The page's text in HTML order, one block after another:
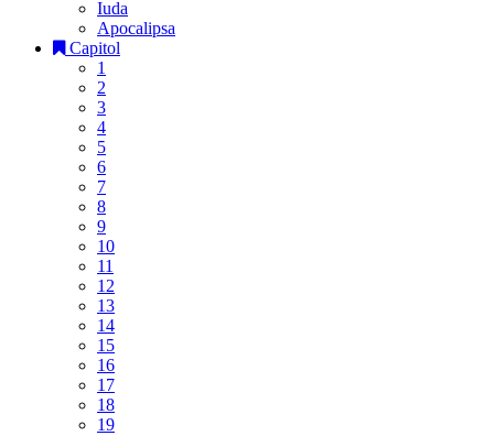
Iuda
Apocalipsa
Capitol
1
2
3
4
5
6
7
8
9
10
11
12
13
14
15
16
17
18
19